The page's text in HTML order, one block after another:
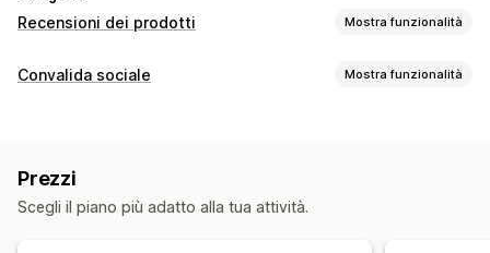
Recensioni dei prodotti Mostra funzionalità
Opzioni di visualizzazione
Modalità di raccolta recensioni
Importazione ed esportazione
Convalida sociale Mostra funzionalità
Prezzi
Scegli il piano più adatto alla tua attività.